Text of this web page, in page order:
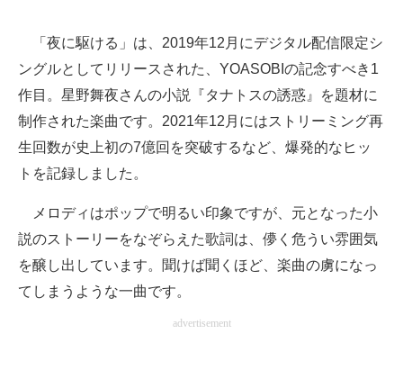
「夜に駆ける」は、2019年12月にデジタル配信限定シ
ングルとしてリリースされた、YOASOBIの記念すべき1
作目。星野舞夜さんの小説『タナトスの誘惑』を題材に
制作された楽曲です。2021年12月にはストリーミング再
生回数が史上初の7億回を突破するなど、爆発的なヒッ
トを記録しました。
メロディはポップで明るい印象ですが、元となった小
説のストーリーをなぞらえた歌詞は、儚く危うい雰囲気
を醸し出しています。聞けば聞くほど、楽曲の虜になっ
てしまうような一曲です。
advertisement